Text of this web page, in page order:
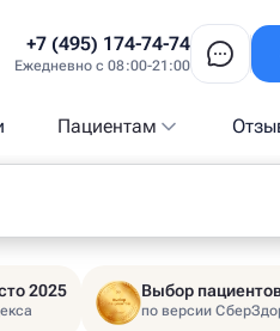
+7 (495) 174-74-74
Ежедневно с 08:00-21:00
Пациентам
2025 Выбор
по версии